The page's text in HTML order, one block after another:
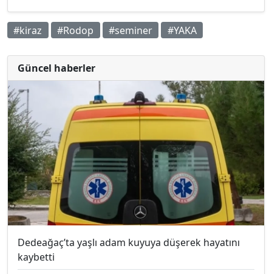
#kiraz #Rodop #seminer #YAKA
Güncel haberler
Dedeağaç’ta yaşlı adam kuyuya düşerek hayatını
kaybetti